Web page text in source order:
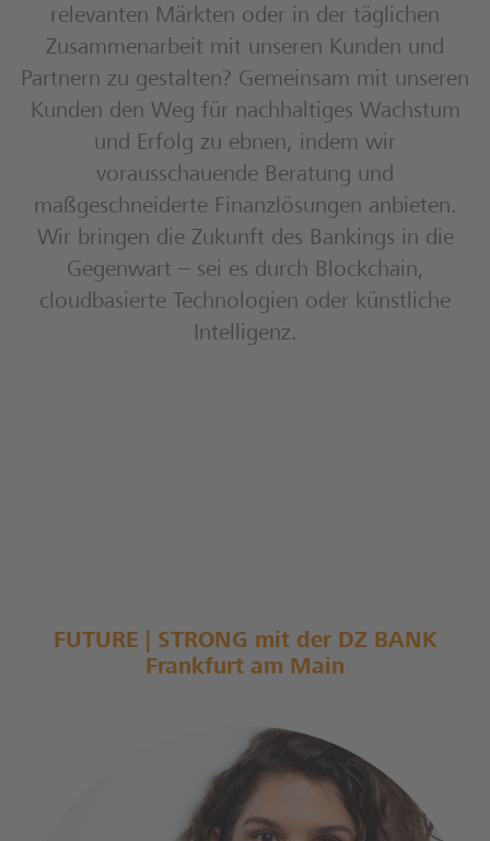
relevanten Märkten oder in der täglichen
Zusammenarbeit mit unseren Kunden und
Partnern zu gestalten? Gemeinsam mit unseren
Kunden den Weg für nachhaltiges Wachstum
und Erfolg zu ebnen, indem wir
vorausschauende Beratung und
maßgeschneiderte Finanzlösungen anbieten.
Wir bringen die Zukunft des Bankings in die
Gegenwart – sei es durch Blockchain,
cloudbasierte Technologien oder künstliche
Intelligenz.
FUTURE | STRONG mit der DZ BANK
Frankfurt am Main